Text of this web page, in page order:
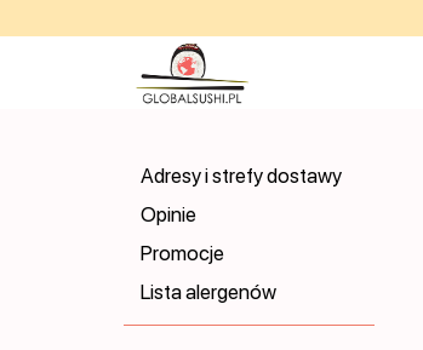
Adresy i strefy dostawy
Opinie
Promocje
Lista alergenów